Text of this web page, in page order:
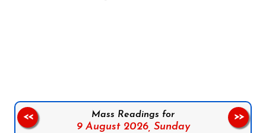
Mass Readings for
9 August 2026, Sunday
<< >>